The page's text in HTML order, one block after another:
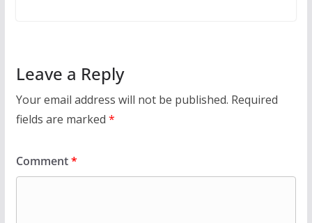
Leave a Reply
Your email address will not be published. Required
fields are marked *
Comment*